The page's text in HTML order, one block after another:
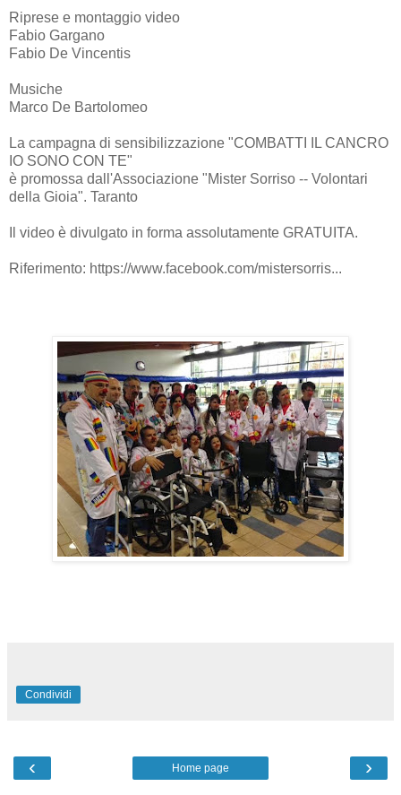
Riprese e montaggio video
Fabio Gargano
Fabio De Vincentis
Musiche
Marco De Bartolomeo
La campagna di sensibilizzazione "COMBATTI IL CANCRO
IO SONO CON TE"
è promossa dall'Associazione "Mister Sorriso -- Volontari
della Gioia". Taranto
Il video è divulgato in forma assolutamente GRATUITA.
Riferimento: https://www.facebook.com/mistersorris...
Condividi
‹ ›
Home page